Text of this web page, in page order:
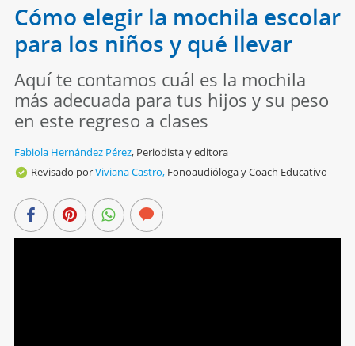
Cómo elegir la mochila escolar
para los niños y qué llevar
Aquí te contamos cuál es la mochila
más adecuada para tus hijos y su peso
en este regreso a clases
Fabiola Hernández Pérez, Periodista y editora
Revisado porViviana Castro, Fonoaudióloga y Coach Educativo